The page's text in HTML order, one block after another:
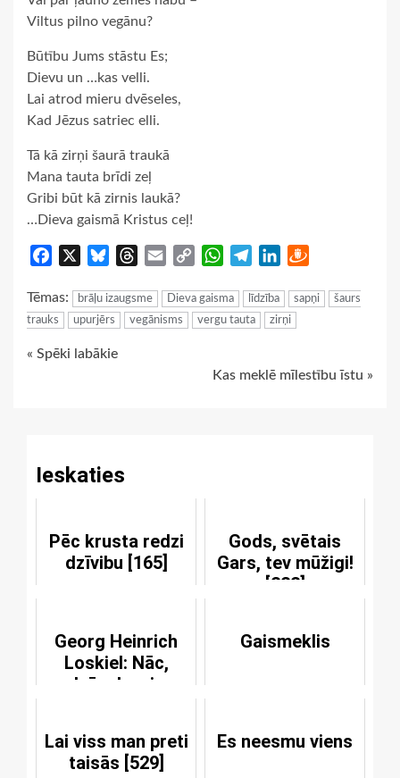
Viltus pilno vegānu?
Būtību Jums stāstu Es;
Dievu un …kas velli.
Lai atrod mieru dvēseles,
Kad Jēzus satriec elli.
Tā kā zirņi šaurā traukā
Mana tauta brīdi zeļ
Gribi būt kā zirnis laukā?
…Dieva gaismā Kristus ceļ!
Facebook BlueskyThreads
Email
Copy
WhatsApp
TelegramLinkedIn
Tēmas: brāļu izaugsme Dieva gaisma līdzība sapņi
šaurs
trauks
upurjērs vegānisms vergu tauta zirņi
Continue
« Spēki labākie
Kas meklē mīlestību īstu »
Ieskaties
Pēc krusta redzi
dzīvibu [165]
Gods, svētais
Gars, tev mūžigi!
[222]
Georg Heinrich
Loskiel: Nāc,
dvēsele, pie
Gaismeklis
Lai viss man preti
taisās [529]
Es neesmu viens